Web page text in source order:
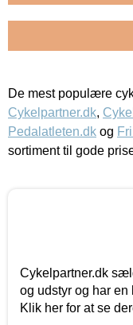
De mest populære
Cykelpartner.dk,
Pedalatleten.dk og
sortiment til gode
Cykelpartner.dk
og udstyr og har en
Klik her for at se